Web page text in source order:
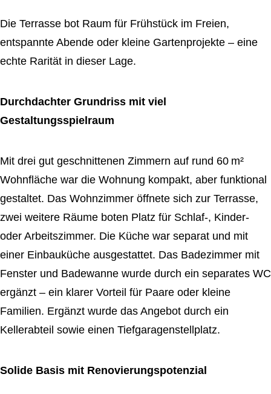
Die Terrasse bot Raum für Frühstück im Freien,
entspannte Abende oder kleine Gartenprojekte – eine
echte Rarität in dieser Lage.
Durchdachter Grundriss mit viel
Gestaltungsspielraum
Mit drei gut geschnittenen Zimmern auf rund 60 m²
Wohnfläche war die Wohnung kompakt, aber funktional
gestaltet. Das Wohnzimmer öffnete sich zur Terrasse,
zwei weitere Räume boten Platz für Schlaf-, Kinder-
oder Arbeitszimmer. Die Küche war separat und mit
einer Einbauküche ausgestattet. Das Badezimmer mit
Fenster und Badewanne wurde durch ein separates WC
ergänzt – ein klarer Vorteil für Paare oder kleine
Familien. Ergänzt wurde das Angebot durch ein
Kellerabteil sowie einen Tiefgaragenstellplatz.
Solide Basis mit Renovierungspotenzial